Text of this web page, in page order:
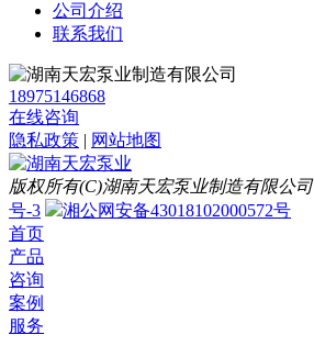
公司介绍
联系我们
18975146868
在线咨询
隐私政策 | 网站地图
版权所有(C)湖南天宏泵业制造有限公司
号-3
湘公网安备43018102000572号
首页
产品
咨询
案例
服务